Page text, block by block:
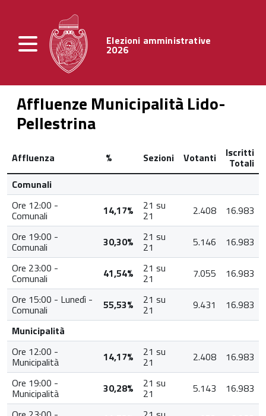
Elezioni amministrative
2026
Affluenze Municipalità Lido-
Pellestrina
Affluenza % Sezioni Votanti Iscritti
Totali
Comunali
Ore 12:00 -
Comunali 14,17% 21 su
21 2.408
16.983
Ore 19:00 -
Comunali 30,30% 21 su
21 5.146
16.983
Ore 23:00 -
Comunali 41,54% 21 su
21 7.055
16.983
Ore 15:00 - Lunedì -
Comunali 55,53% 21 su
21 9.431
16.983
Municipalità
Ore 12:00 -
Municipalità 14,17% 21 su
21 2.408
16.983
Ore 19:00 -
Municipalità 30,28% 21 su
21 5.143
16.983